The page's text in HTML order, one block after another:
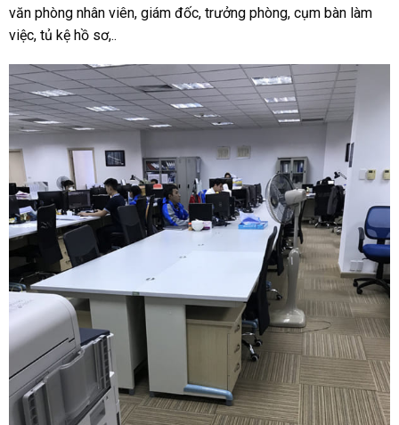
văn phòng nhân viên, giám đốc, trưởng phòng, cụm bàn làm
việc, tủ kệ hồ sơ,..